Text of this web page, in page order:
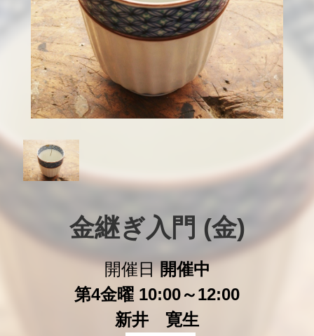
金継ぎ入門 (金)
開催日開催中
第4金曜 10:00～12:00
新井 寛生